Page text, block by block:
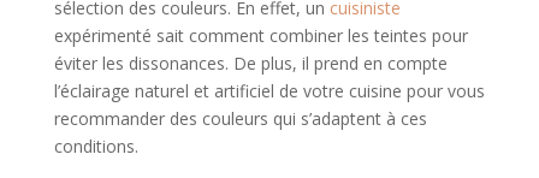
sélection des couleurs. En effet, un cuisiniste
expérimenté sait comment combiner les teintes pour
éviter les dissonances. De plus, il prend en compte
l’éclairage naturel et artificiel de votre cuisine pour vous
recommander des couleurs qui s’adaptent à ces
conditions.